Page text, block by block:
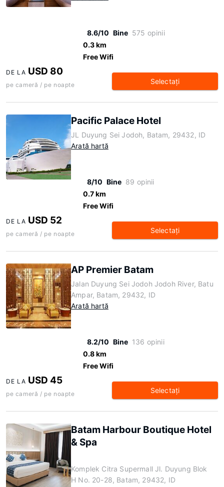
8.6/10 Bine 575 opinii
0.3 km
Free Wifi
DE LA USD 80
pe cameră / pe noapte Selectaţi
Pacific Palace Hotel
JL Duyung Sei Jodoh, Batam, 29432, ID
Arată hartă
8/10 Bine 89 opinii
0.7 km
Free Wifi
DE LA USD 52
pe cameră / pe noapte Selectaţi
AP Premier Batam
Jalan Duyung Sei Jodoh Jodoh River, Batu
Ampar, Batam, 29432, ID
Arată hartă
8.2/10 Bine 136 opinii
0.8 km
Free Wifi
DE LA USD 45
pe cameră / pe noapte Selectaţi
Batam Harbour Boutique Hotel
& Spa
Komplek Citra Supermall Jl. Duyung Blok
H No. 20-28, Batam, 29432, ID